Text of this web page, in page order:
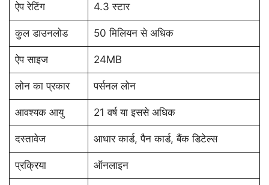
ऐप रेटिंग 4.3 स्टार
कुल डाउनलोड 50 मिलियन से अधिक
ऐप साइज 24MB
लोन का प्रकार पर्सनल लोन
आवश्यक आयु 21 वर्ष या इससे अधिक
दस्तावेज आधार कार्ड, पैन कार्ड, बैंक डिटेल्स
प्रक्रिया ऑनलाइन